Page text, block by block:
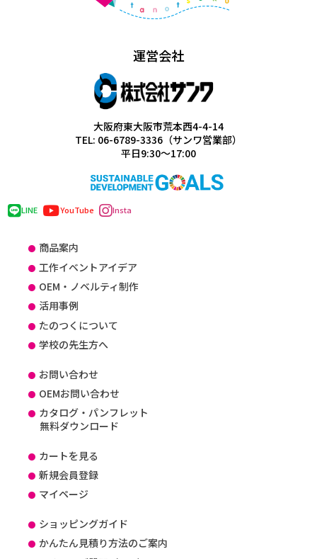
運営会社
大阪府東大阪市荒本西4-4-14
TEL: 06-6789-3336（サンワ営業部）
平日9:30～17:00
LINE YouTube Insta
商品案内
工作イベントアイデア
OEM・ノベルティ制作
活用事例
たのつくについて
学校の先生方へ
お問い合わせ
OEMお問い合わせ
カタログ・パンフレット
無料ダウンロード
カートを見る
新規会員登録
マイページ
ショッピングガイド
かんたん見積り方法のご案内